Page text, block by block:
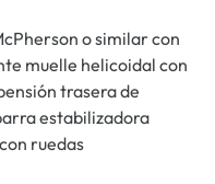
o similar con
muelle helicoidal con
trasera de
estabilizadora
ruedas